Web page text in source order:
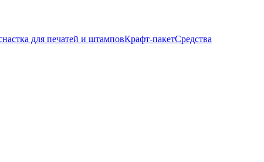
для печатей и штамповКрафт-пакетСредства